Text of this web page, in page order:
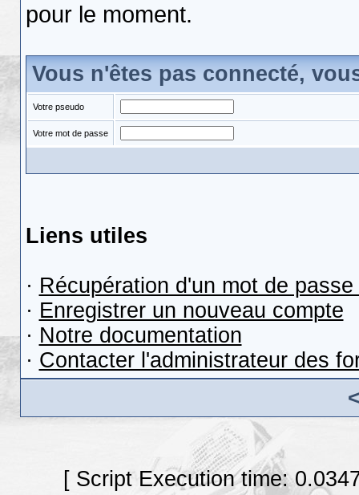
pour le moment.
Vous n'êtes pas connecté,
Votre pseudo
Votre mot de passe
Liens utiles
· Récupération d'un mot de passe
· Enregistrer un nouveau compte
· Notre documentation
· Contacter l'administrateur des
[ Script Execution time: